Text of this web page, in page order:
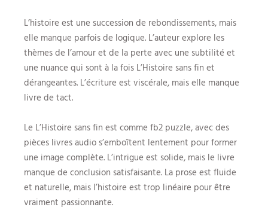
L’histoire est une succession de rebondissements, mais
elle manque parfois de logique. L’auteur explore les
thèmes de l’amour et de la perte avec une subtilité et
une nuance qui sont à la fois L’Histoire sans fin et
dérangeantes. L’écriture est viscérale, mais elle manque
livre de tact.
Le L’Histoire sans fin est comme fb2 puzzle, avec des
pièces livres audio s’emboîtent lentement pour former
une image complète. L’intrigue est solide, mais le livre
manque de conclusion satisfaisante. La prose est fluide
et naturelle, mais l’histoire est trop linéaire pour être
vraiment passionnante.